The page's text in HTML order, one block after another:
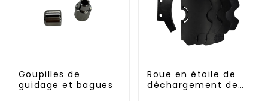
Goupilles de
guidage et bagues
Roue en étoile de
déchargement de